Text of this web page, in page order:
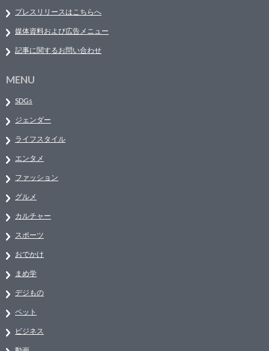
プレスリリースはこちらへ
媒体資料および広告メニュー
記事に関するお問い合わせ
MENU
SDGs
ジェンダー
ライフスタイル
エンタメ
ファッション
グルメ
カルチャー
スポーツ
おでかけ
まめ学
デジもの
ペット
ビジネス